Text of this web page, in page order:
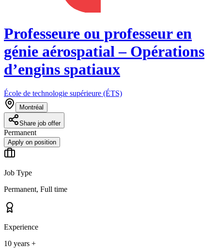
Professeure ou professeur en
génie aérospatial – Opérations
d’engins spatiaux
École de technologie supérieure (ÉTS)
Montréal
Share job offer
Permanent
Apply on position
Job Type
Permanent, Full time
Experience
10 years +